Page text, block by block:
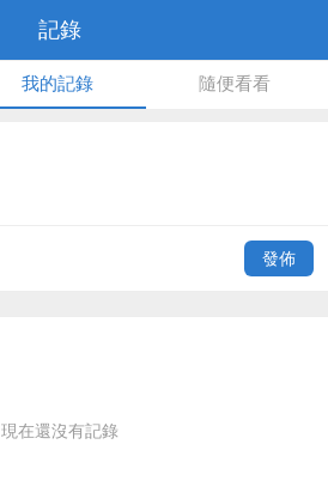
記錄
我的記錄 隨便看看
發佈
現在還沒有記錄